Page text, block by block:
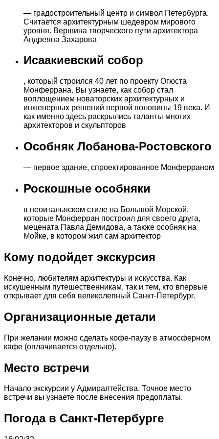
— градостроительный центр и символ Петербурга.
Считается архитектурным шедевром мирового
уровня. Вершина творческого пути архитектора
Андреяна Захарова
Исаакиевский собор
, который строился 40 лет по проекту Огюста
Монферрана. Вы узнаете, как собор стал
воплощением новаторских архитектурных и
инженерных решений первой половины 19 века. И
как именно здесь раскрылись таланты многих
архитекторов и скульпторов
Особняк Лобанова-Ростовского
— первое здание, спроектированное Монферраном
Роскошные особняки
в неоитальяском стиле на Большой Морской,
которые Монферран построил для своего друга,
мецената Павла Демидова, а также особняк на
Мойке, в котором жил сам архитектор
Кому подойдет экскурсия
Конечно, любителям архитектуры и искусства. Как
искушенным путешественникам, так и тем, кто впервые
открывает для себя великолепный Санкт-Петербург.
Организационные детали
При желании можно сделать кофе-паузу в атмосферном
кафе (оплачивается отдельно).
Место встречи
Начало экскурсии у Адмиралтейства. Точное место
встречи вы узнаете после внесения предоплаты.
Погода в Санкт-Петербурге